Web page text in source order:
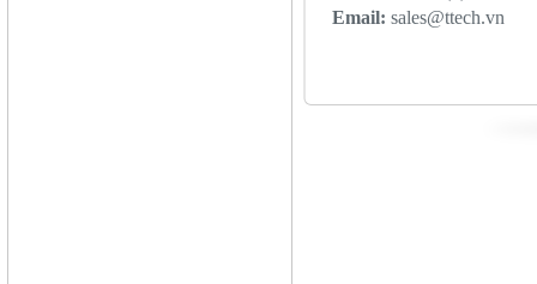
Email: sales@ttech.vn